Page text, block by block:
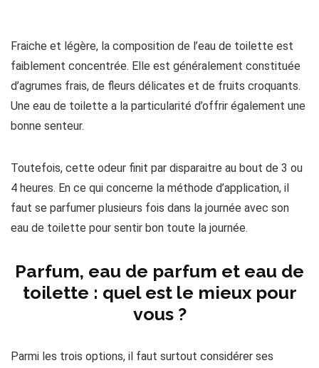
Fraiche et légère, la composition de l’eau de toilette est
faiblement concentrée. Elle est généralement constituée
d’agrumes frais, de fleurs délicates et de fruits croquants.
Une eau de toilette a la particularité d’offrir également une
bonne senteur.
Toutefois, cette odeur finit par disparaitre au bout de 3 ou
4 heures. En ce qui concerne la méthode d’application, il
faut se parfumer plusieurs fois dans la journée avec son
eau de toilette pour sentir bon toute la journée.
Parfum, eau de parfum et eau de
toilette : quel est le mieux pour
vous ?
Parmi les trois options, il faut surtout considérer ses